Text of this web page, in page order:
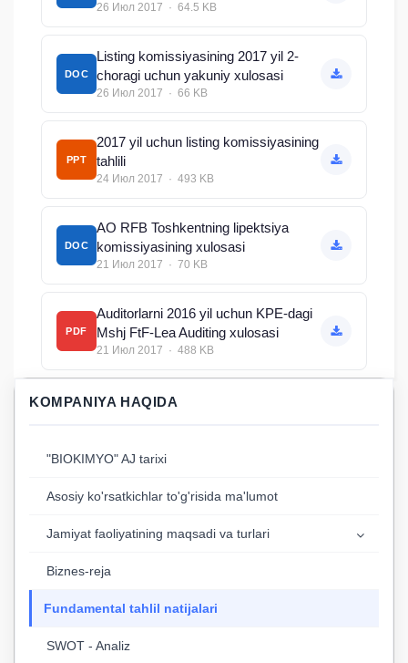
26 Июл 2017 · 64.5 KB
DOC
Listing komissiyasining 2017 yil 2-
choragi uchun yakuniy xulosasi
26 Июл 2017 · 66 KB
PPT
2017 yil uchun listing komissiyasining
tahlili
24 Июл 2017 · 493 KB
DOC
AO RFB Toshkentning lipektsiya
komissiyasining xulosasi
21 Июл 2017 · 70 KB
PDF
Auditorlarni 2016 yil uchun KPE-dagi
Mshj FtF-Lea Auditing xulosasi
21 Июл 2017 · 488 KB
KOMPANIYA HAQIDA
"BIOKIMYO" AJ tarixi
Asosiy ko'rsatkichlar to'g'risida ma'lumot
Jamiyat faoliyatining maqsadi va turlari
Biznes-reja
Fundamental tahlil natijalari
SWOT - Analiz